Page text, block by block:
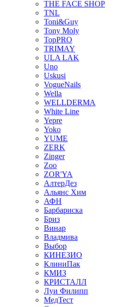
THE FACE SHOP
TNL
Toni&Guy
Tony Moly
TopPRO
TRIMAY
ULA LAK
Uno
Uskusi
VogueNails
Wella
WELLDERMA
White Line
Yepre
Yoko
YUME
ZERK
Zinger
Zoo
ZOR'YA
АлтерДез
Альянс Хим
АФН
Барбариска
Бриз
Винар
Владмива
Выбор
КИНЕЗИО
КлиниПак
КМИЗ
КРИСТАЛЛ
Луи Филипп
МедТест